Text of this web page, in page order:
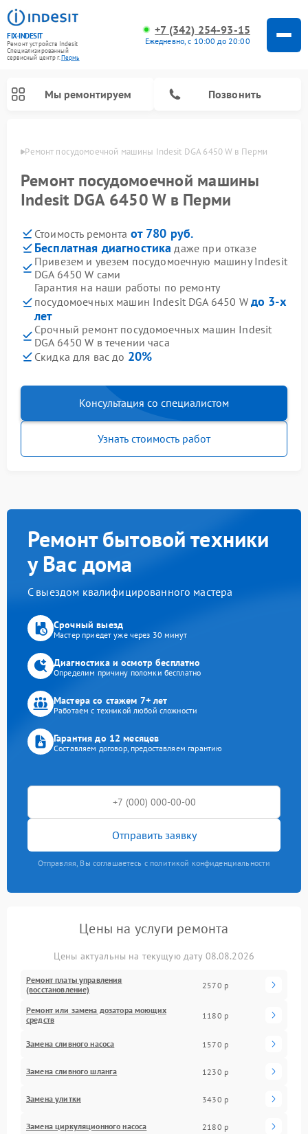
FIX-INDESIT
Ремонт устройств Indesit
Специализированный
cервисный центр г.Пермь
+7 (342) 254-93-15
Ежедневно, с 10:00 до 20:00
Мы ремонтируем Позвонить
Ремонт посудомоечной машины Indesit DGA 6450 W в Перми
Ремонт посудомоечной машины
Indesit DGA 6450 W в Перми
Стоимость ремонта от 780 руб.
Бесплатная диагностика даже при отказе
Привезем и увезем посудомоечную машину Indesit
DGA 6450 W сами
Гарантия на наши работы по ремонту
посудомоечных машин Indesit DGA 6450 W до 3-х
лет
Срочный ремонт посудомоечных машин Indesit
DGA 6450 W в течении часа
Скидка для вас до 20%
Консультация со специалистом
Узнать стоимость работ
Ремонт бытовой техники
у Вас дома
С выездом квалифицированного мастера
Срочный выезд
Мастер приедет уже через 30 минут
Диагностика и осмотр бесплатно
Определим причину поломки бесплатно
Мастера со стажем 7+ лет
Работаем с техникой любой сложности
Гарантия до 12 месяцев
Составляем договор, предоставляем гарантию
Отправить заявку
Отправляя, Вы соглашаетесь с политикой конфиденциальности
Цены на услуги ремонта
Цены актуальны на текущую дату 08.08.2026
Ремонт платы управления
(восстановление)
2570 р
Ремонт или замена дозатора моющих
средств
1180 р
Замена сливного насоса 1570 р
Замена сливного шланга 1230 р
Замена улитки 3430 р
Замена циркуляционного насоса 2180 р